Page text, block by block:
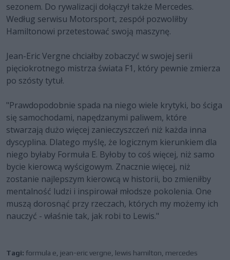
sezonem. Do rywalizacji dołączył także Mercedes.
Według serwisu Motorsport, zespół pozwoliłby
Hamiltonowi przetestować swoją maszynę.
Jean-Eric Vergne chciałby zobaczyć w swojej serii
pięciokrotnego mistrza świata F1, który pewnie zmierza
po szósty tytuł.
"Prawdopodobnie spada na niego wiele krytyki, bo ściga
się samochodami, napędzanymi paliwem, które
stwarzają dużo więcej zanieczyszczeń niż każda inna
dyscyplina. Dlatego myślę, że logicznym kierunkiem dla
niego byłaby Formuła E. Byłoby to coś więcej, niż samo
bycie kierowcą wyścigowym. Znacznie więcej, niż
zostanie najlepszym kierowcą w historii, bo zmieniłby
mentalność ludzi i inspirował młodsze pokolenia. One
muszą dorosnąć przy rzeczach, których my możemy ich
nauczyć - właśnie tak, jak robi to Lewis."
Tagi: formula e jean-eric vergne lewis hamilton mercedes